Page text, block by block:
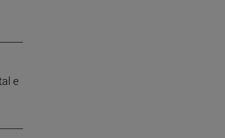
e